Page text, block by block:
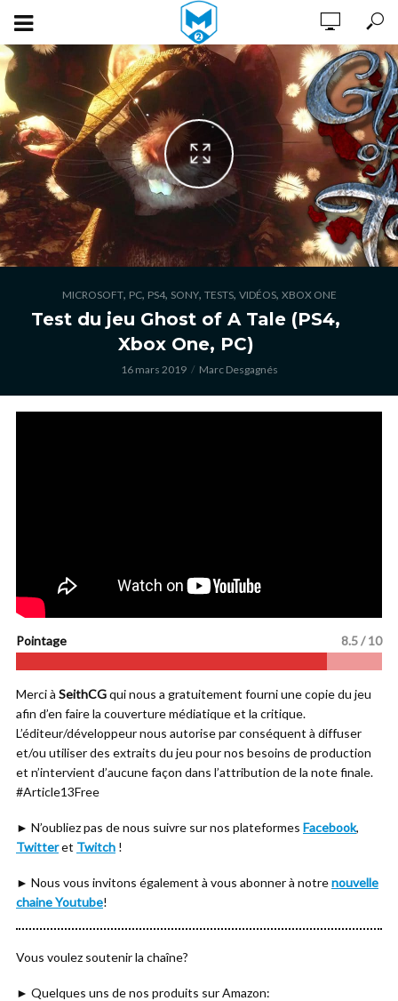
MICROSOFT, PC, PS4, SONY, TESTS, VIDÉOS, XBOX ONE
Test du jeu Ghost of A Tale (PS4,
Xbox One, PC)
16 mars 2019 Marc Desgagnés
Pointage 8.5 / 10
Merci à SeithCGqui nous a gratuitement fourni une copie du jeu
afin d’en faire la couverture médiatique et la critique.
L’éditeur/développeur nous autorise par conséquent à diffuser
et/ou utiliser des extraits du jeu pour nos besoins de production
et n’intervient d’aucune façon dans l’attribution de la note finale.
#Article13Free
► N’oubliez pas de nous suivre sur nos plateformes Facebook,
Twitteret Twitch !
► Nous vous invitons également à vous abonner à notrenouvelle
chaine Youtube!
Vous voulez soutenir la chaîne?
► Quelques uns de nos produits sur Amazon: